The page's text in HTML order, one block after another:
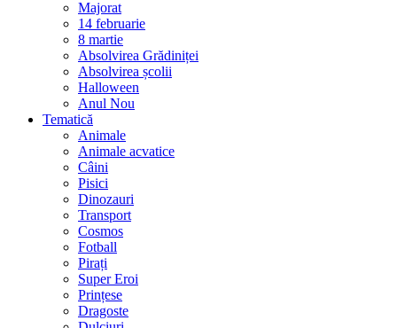
Majorat
14 februarie
8 martie
Absolvirea Grădiniței
Absolvirea școlii
Halloween
Anul Nou
Tematică
Animale
Animale acvatice
Câini
Pisici
Dinozauri
Transport
Cosmos
Fotball
Pirați
Super Eroi
Prințese
Dragoste